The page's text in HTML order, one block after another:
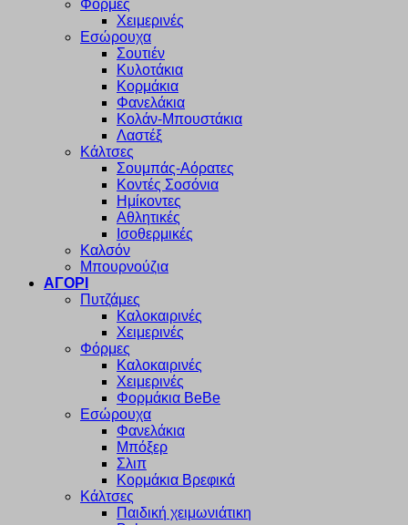
Φόρμες
Χειμερινές
Εσώρουχα
Σουτιέν
Κυλοτάκια
Κορμάκια
Φανελάκια
Κολάν-Μπουστάκια
Λαστέξ
Κάλτσες
Σουμπάς-Αόρατες
Κοντές Σοσόνια
Ημίκοντες
Αθλητικές
Ισοθερμικές
Καλσόν
Μπουρνούζια
ΑΓΟΡΙ
Πυτζάμες
Καλοκαιρινές
Χειμερινές
Φόρμες
Καλοκαιρινές
Χειμερινές
Φορμάκια BeBe
Εσώρουχα
Φανελάκια
Μπόξερ
Σλιπ
Κορμάκια Βρεφικά
Κάλτσες
Παιδική χειμωνιάτικη